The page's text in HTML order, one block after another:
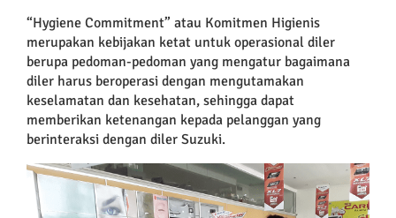
“Hygiene Commitment” atau Komitmen Higienis
merupakan kebijakan ketat untuk operasional diler
berupa pedoman-pedoman yang mengatur bagaimana
diler harus beroperasi dengan mengutamakan
keselamatan dan kesehatan, sehingga dapat
memberikan ketenangan kepada pelanggan yang
berinteraksi dengan diler Suzuki.